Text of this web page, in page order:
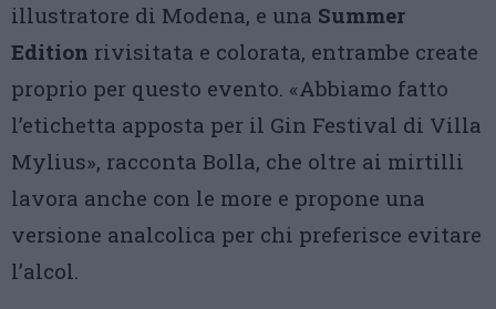
illustratore di Modena, e una Summer
Edition rivisitata e colorata, entrambe create
proprio per questo evento. «Abbiamo fatto
l’etichetta apposta per il Gin Festival di Villa
Mylius», racconta Bolla, che oltre ai mirtilli
lavora anche con le more e propone una
versione analcolica per chi preferisce evitare
l’alcol.